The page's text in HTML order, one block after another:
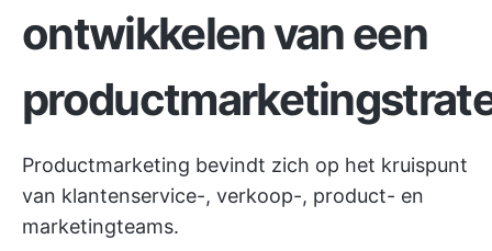
ontwikkelen van een
Productmarketing bevindt zich op het kruispunt
van klantenservice-, verkoop-, product- en
marketingteams.